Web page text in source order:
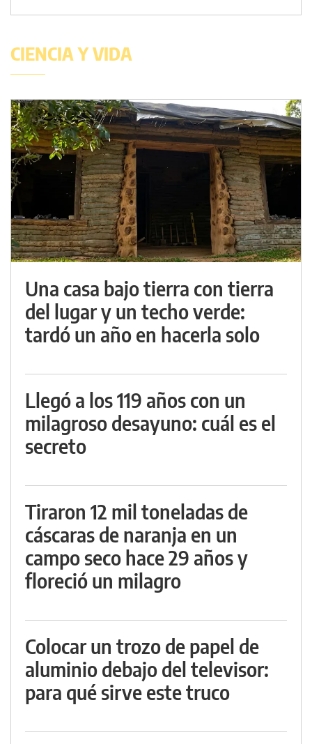
CIENCIA Y VIDA
Una casa bajo tierra con tierra
del lugar y un techo verde:
tardó un año en hacerla solo
Llegó a los 119 años con un
milagroso desayuno: cuál es el
secreto
Tiraron 12 mil toneladas de
cáscaras de naranja en un
campo seco hace 29 años y
floreció un milagro
Colocar un trozo de papel de
aluminio debajo del televisor:
para qué sirve este truco